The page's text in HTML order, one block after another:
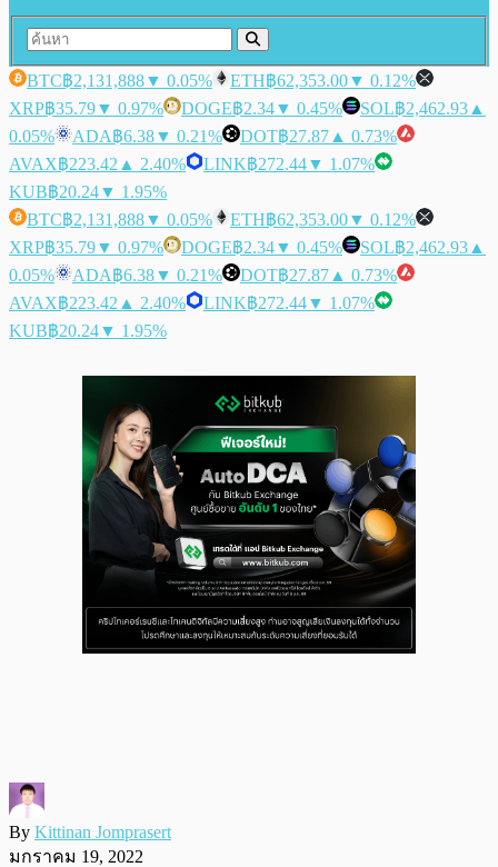
BTC฿2,131,888▼ 0.05% ETH฿62,353.00▼ 0.12%
XRP฿35.79▼ 0.97% DOGE฿2.34▼ 0.45% SOL฿2,462.93 ▲
0.05%
ADA฿6.38▼ 0.21% DOT฿27.87 ▲ 0.73%
AVAX฿223.42 ▲ 2.40% LINK฿272.44▼ 1.07%
KUB฿20.24▼ 1.95%
BTC฿2,131,888▼ 0.05% ETH฿62,353.00▼ 0.12%
XRP฿35.79▼ 0.97% DOGE฿2.34▼ 0.45% SOL฿2,462.93 ▲
0.05%
ADA฿6.38▼ 0.21% DOT฿27.87 ▲ 0.73%
AVAX฿223.42 ▲ 2.40% LINK฿272.44▼ 1.07%
KUB฿20.24▼ 1.95%
By Kittinan Jomprasert
มกราคม 19, 2022